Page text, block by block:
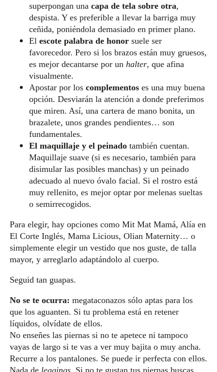
superpongan una capa de tela sobre otra,
despista. Y es preferible a llevar la barriga muy
ceñida, poniéndola demasiado en primer plano.
El escote palabra de honor suele ser
favorecedor. Pero si los brazos están muy gruesos,
es mejor decantarse por un halter, que afina
visualmente.
Apostar por los complementos es una muy buena
opción. Desviarán la atención a donde preferimos
que miren. Así, una cartera de mano bonita, un
brazalete, unos grandes pendientes… son
fundamentales.
El maquillaje y el peinado también cuentan.
Maquillaje suave (si es necesario, también para
disimular las posibles manchas) y un peinado
adecuado al nuevo óvalo facial. Si el rostro está
muy rellenito, es mejor optar por melenas sueltas
o semirrecogidos.
Para elegir, hay opciones como Mit Mat Mamá, Alía en
El Corte Inglés, Mama Licious, Olian Maternity… o
simplemente elegir un vestido que nos guste, de talla
mayor, y arreglarlo adaptándolo al cuerpo.
Seguid tan guapas.
No se te ocurra: megataconazos sólo aptas para los
que los aguanten. Si tu problema está en retener
líquidos, olvídate de ellos.
No enseñes las piernas si no te apetece ni tampoco
vayas de largo si te vas a ver muy bajita o muy ancha.
Recurre a los pantalones. Se puede ir perfecta con ellos.
Nada de leggings . Si no te gustan tus piernas buscas